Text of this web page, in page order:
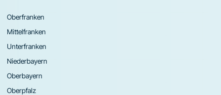
Oberfranken
Mittelfranken
Unterfranken
Niederbayern
Oberbayern
Oberpfalz